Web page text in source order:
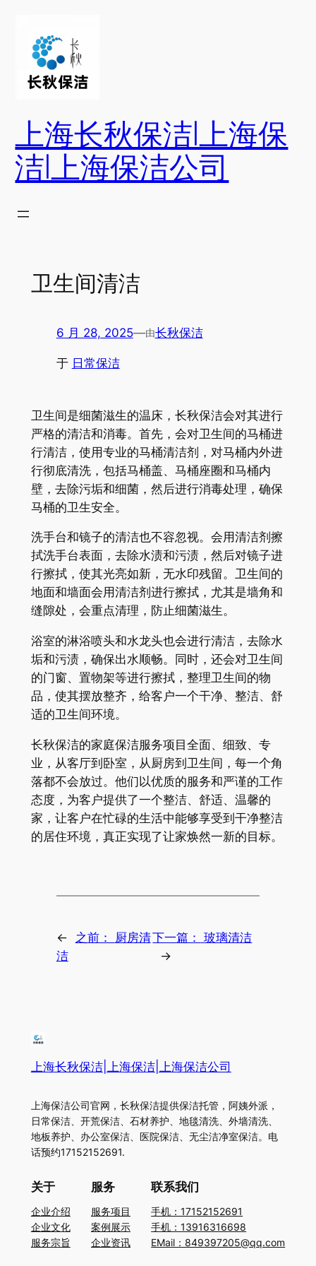
上海长秋保洁|上海保
洁|上海保洁公司
卫生间清洁
6 月 28, 2025—由长秋保洁
于 日常保洁
卫生间是细菌滋生的温床，长秋保洁会对其进行
严格的清洁和消毒。首先，会对卫生间的马桶进
行清洁，使用专业的马桶清洁剂，对马桶内外进
行彻底清洗，包括马桶盖、马桶座圈和马桶内
壁，去除污垢和细菌，然后进行消毒处理，确保
马桶的卫生安全。
洗手台和镜子的清洁也不容忽视。会用清洁剂擦
拭洗手台表面，去除水渍和污渍，然后对镜子进
行擦拭，使其光亮如新，无水印残留。卫生间的
地面和墙面会用清洁剂进行擦拭，尤其是墙角和
缝隙处，会重点清理，防止细菌滋生。
浴室的淋浴喷头和水龙头也会进行清洁，去除水
垢和污渍，确保出水顺畅。同时，还会对卫生间
的门窗、置物架等进行擦拭，整理卫生间的物
品，使其摆放整齐，给客户一个干净、整洁、舒
适的卫生间环境。
长秋保洁的家庭保洁服务项目全面、细致、专
业，从客厅到卧室，从厨房到卫生间，每一个角
落都不会放过。他们以优质的服务和严谨的工作
态度，为客户提供了一个整洁、舒适、温馨的
家，让客户在忙碌的生活中能够享受到干净整洁
的居住环境，真正实现了让家焕然一新的目标。
← 之前：
厨房清
洁
下一篇：
玻璃清洁
→
上海长秋保洁|上海保洁|上海保洁公司
上海保洁公司官网，长秋保洁提供保洁托管，阿姨外派，
日常保洁、开荒保洁、石材养护、地毯清洗、外墙清洗、
地板养护、办公室保洁、医院保洁、无尘洁净室保洁。电
话预约17152152691.
关于
企业介绍
企业文化
服务宗旨
服务
服务项目
案例展示
企业资讯
联系我们
手机：17152152691
手机：13916316698
EMail：849397205@qq.com